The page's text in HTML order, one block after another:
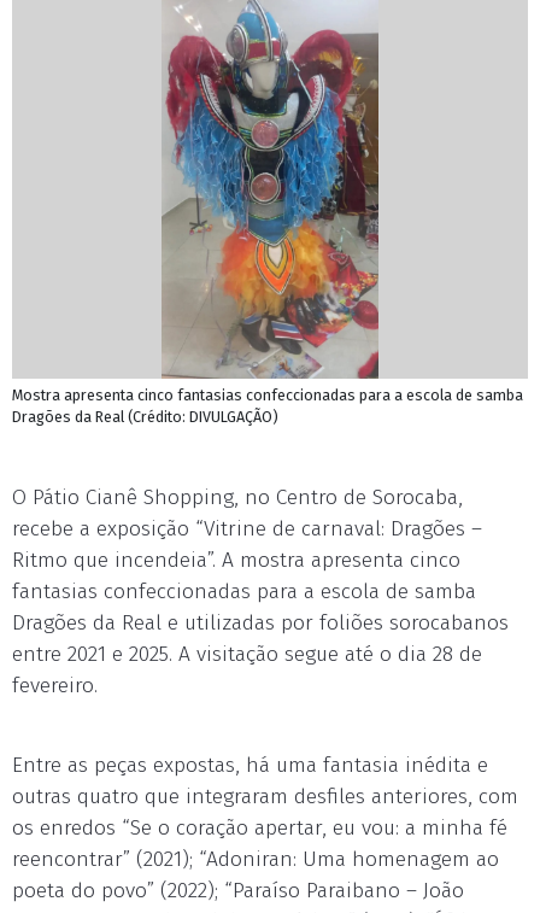
Mostra apresenta cinco fantasias confeccionadas para a escola de samba
Dragões da Real (Crédito: DIVULGAÇÃO)
O Pátio Cianê Shopping, no Centro de Sorocaba,
recebe a exposição “Vitrine de carnaval: Dragões –
Ritmo que incendeia”. A mostra apresenta cinco
fantasias confeccionadas para a escola de samba
Dragões da Real e utilizadas por foliões sorocabanos
entre 2021 e 2025. A visitação segue até o dia 28 de
fevereiro.
Entre as peças expostas, há uma fantasia inédita e
outras quatro que integraram desfiles anteriores, com
os enredos “Se o coração apertar, eu vou: a minha fé
reencontrar” (2021); “Adoniran: Uma homenagem ao
poeta do povo” (2022); “Paraíso Paraibano – João